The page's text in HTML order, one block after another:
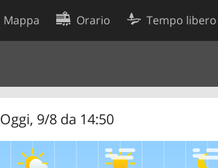
Mappa Orario Tempo libero
Oggi, 9/8 da 14:50
Preferenze cookie